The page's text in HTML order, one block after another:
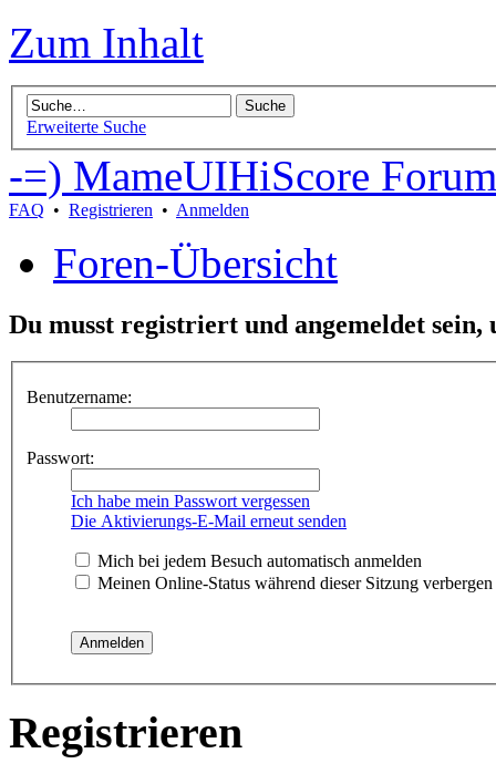
Zum Inhalt
Erweiterte Suche
-=) MameUIHiScore
FAQ • Registrieren • Anmelden
Foren-Übersicht
Du musst registriert und angemeldet
Benutzername:
Passwort:
Ich habe mein Passwort vergessen
Die Aktivierungs-E-Mail erneut senden
Mich bei jedem Besuch automatisch anmelden
Meinen Online-Status während dieser Sitzung verbergen
Registrieren